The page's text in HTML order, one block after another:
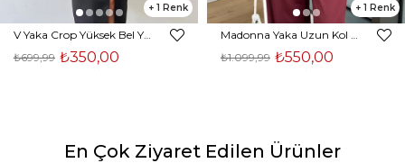
1
₺350,00
₺699,99
1
₺550,00
₺1.099,99
En Çok Ziyaret Edilen Ürünler